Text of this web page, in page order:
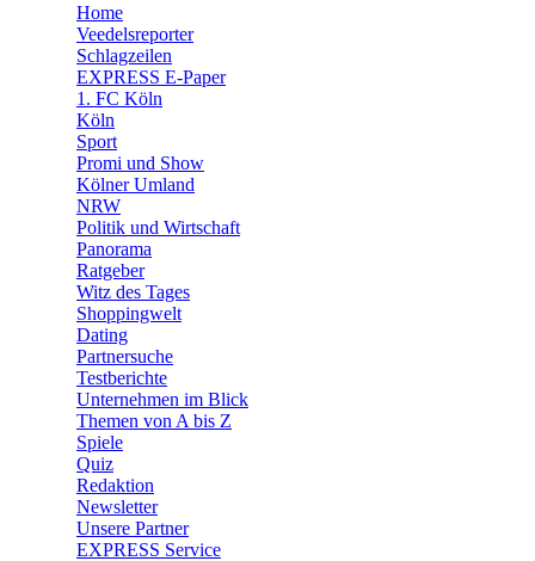
🛒 Shoppingwelt
Home
Veedelsreporter
Schlagzeilen
EXPRESS E-Paper
1. FC Köln
Köln
Sport
Promi und Show
Kölner Umland
NRW
Politik und Wirtschaft
Panorama
Ratgeber
Witz des Tages
Shoppingwelt
Dating
Partnersuche
Testberichte
Unternehmen im Blick
Themen von A bis Z
Spiele
Quiz
Redaktion
Newsletter
Unsere Partner
EXPRESS Service